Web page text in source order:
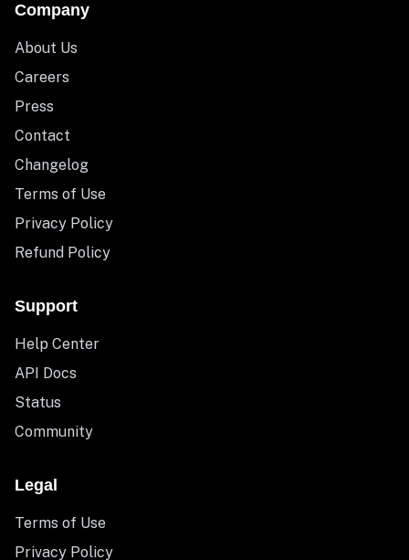
Company
About Us
Careers
Press
Contact
Changelog
Terms of Use
Privacy Policy
Refund Policy
Support
Help Center
API Docs
Status
Community
Legal
Terms of Use
Privacy Policy